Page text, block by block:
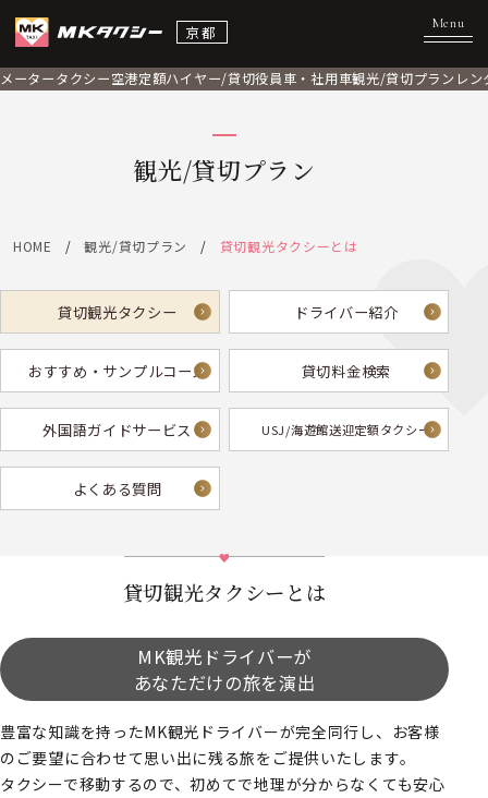
京都
メータータクシー空港定額ハイヤー/貸切役員車・社用車観光/貸切プラン レ
観光/貸切プラン
HOME 観光/貸切プラン 貸切観光タクシーとは
貸切観光タクシー ドライバー紹介
おすすめ・サンプルコース 貸切料金検索
外国語ガイドサービス USJ/海遊館送迎定額タクシー
よくある質問
貸切観光タクシーとは
MK観光ドライバーが
あなただけの旅を演出
豊富な知識を持ったMK観光ドライバーが完全同行し、お客様
のご要望に合わせて思い出に残る旅をご提供いたします。
タクシーで移動するので、初めてで地理が分からなくても安心